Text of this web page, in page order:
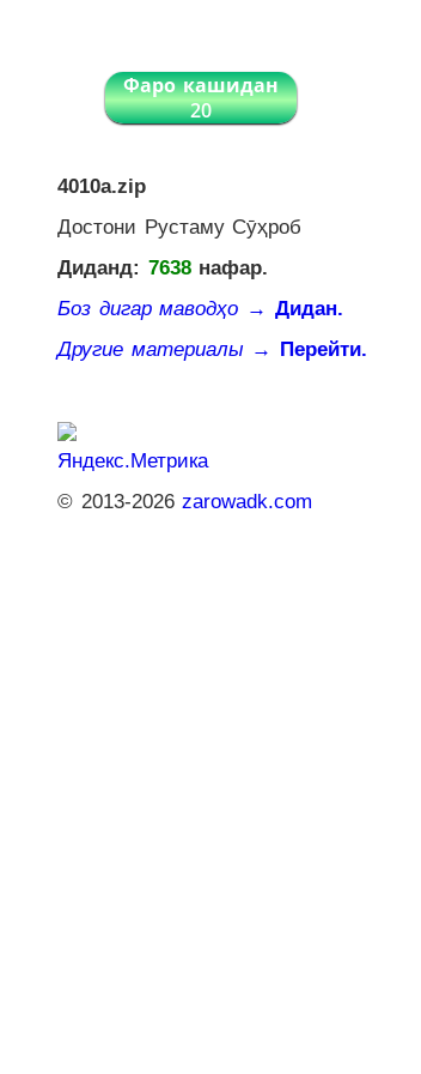
Фаро кашидан
20
4010a.zip
Достони Рустаму Сӯҳроб
Диданд: 7638нафар.
Боз дигар маводҳо → Дидан.
Другие материалы → Перейти.
© 2013-2026zarowadk.com